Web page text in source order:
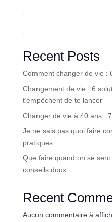
Recent Posts
Comment changer de vie :
Changement de vie : 6
t’empêchent de te lancer
Changer de vie à 40 ans :
Je ne sais pas quoi faire
pratiques
Que faire quand on se
conseils doux
Recent
Aucun commentaire à